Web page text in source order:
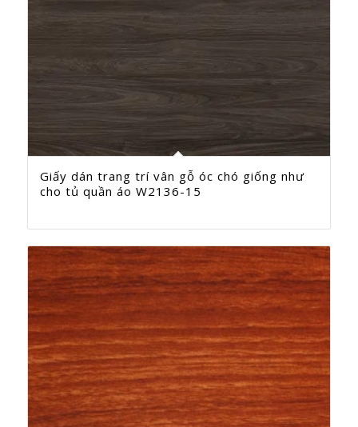
Giấy dán trang trí vân gỗ óc chó giống như
cho tủ quần áo W2136-15